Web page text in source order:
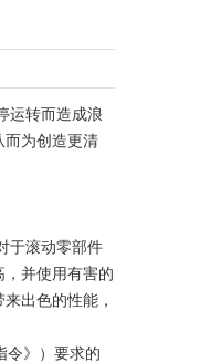
运转而造成浪
为创造更清
于滚动零部件
并使用有害的
出色的性能，
令》）要求的